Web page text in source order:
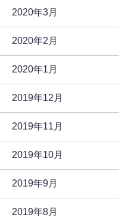
2020年3月
2020年2月
2020年1月
2019年12月
2019年11月
2019年10月
2019年9月
2019年8月